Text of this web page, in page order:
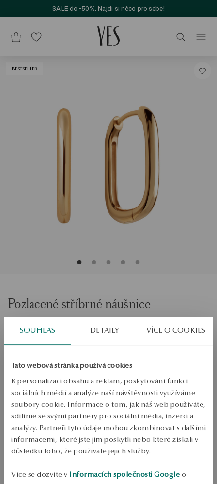
SOUHLAS DETAILY VÍCE O COOKIES
Tato webová stránka používá cookies
K personalizaci obsahu a reklam, poskytování funkcí
sociálních médií a analýze naší návštěvnosti využíváme
soubory cookie. Informace o tom, jak náš web používáte,
sdílíme se svými partnery pro sociální média, inzerci a
analýzy. Partneři tyto údaje mohou zkombinovat s dalšími
informacemi, které jste jim poskytli nebo které získali v
důsledku toho, že používáte jejich služby.
Více se dozvíte v Informacích společnosti Google o
SALE do -50%. Najdi si něco pro sebe!
BESTSELLER
Pozlacené stříbrné náušnice
PŘIDAT DO KOŠÍKU
Odeslání:1
pracovní dny
Doprava zdarma od 1700 Kč
Bezplatné vrácení až do 100 dnů v YES Clubu
PODROBNOSTI
Ruda: pozlacené stříbro Třída: 925 Typ spony: křídlo Průměrná
hmotnost: 2,85 g